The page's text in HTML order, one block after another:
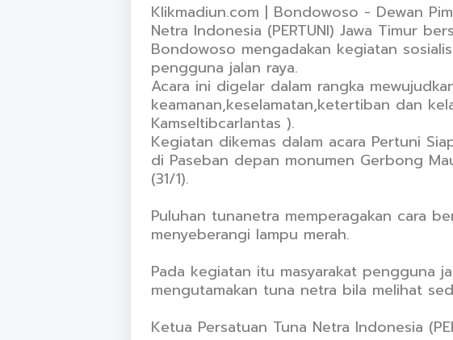
Klikmadiun.com | Bondowoso - Dewan
Netra Indonesia (PERTUNI) Jawa Timur
Bondowoso mengadakan kegiatan
pengguna jalan raya.
Acara ini digelar dalam rangka
keamanan,keselamatan,ketertiban dan
Kamseltibcarlantas ).
Kegiatan dikemas dalam acara Pertuni
di Paseban depan monumen Gerbong
(31/1).
Puluhan tunanetra memperagakan cara
menyeberangi lampu merah.
Pada kegiatan itu masyarakat pengguna
mengutamakan tuna netra bila melihat
Ketua Persatuan Tuna Netra Indonesia